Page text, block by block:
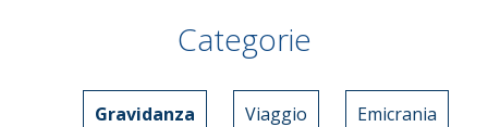
Categorie
Gravidanza Viaggio Emicrania